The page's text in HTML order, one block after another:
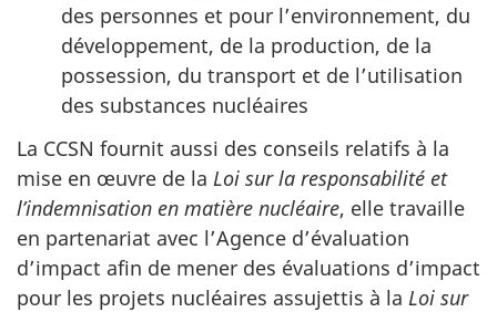
des personnes et pour l’environnement, du
développement, de la production, de la
possession, du transport et de l’utilisation
des substances nucléaires
La CCSN fournit aussi des conseils relatifs à la
mise en œuvre de la Loi sur la responsabilité et
l’indemnisation en matière nucléaire, elle travaille
en partenariat avec l’Agence d’évaluation
d’impact afin de mener des évaluations d’impact
pour les projets nucléaires assujettis à la Loi sur